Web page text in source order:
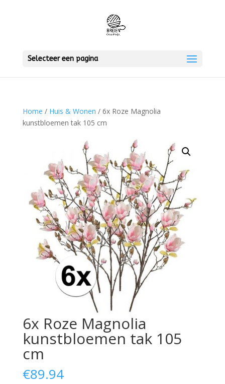
Selecteer een pagina
Home / Huis & Wonen / 6x Roze Magnolia
kunstbloemen tak 105 cm
6x Roze Magnolia
kunstbloemen tak 105
cm
€89.94